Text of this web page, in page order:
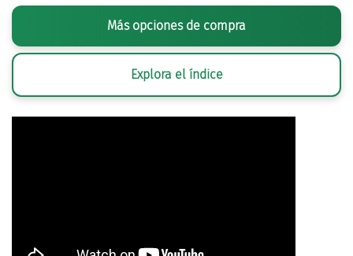
Más opciones de compra
Explora el índice